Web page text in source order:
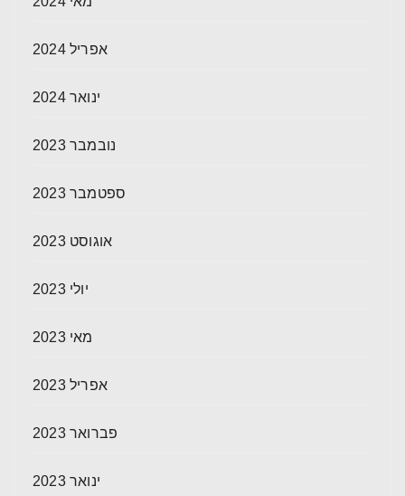
אפריל 2024
ינואר 2024
נובמבר 2023
ספטמבר 2023
אוגוסט 2023
יולי 2023
מאי 2023
אפריל 2023
פברואר 2023
ינואר 2023